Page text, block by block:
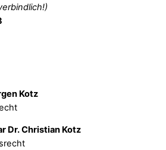
Kotz
Dr. Christian Kotz